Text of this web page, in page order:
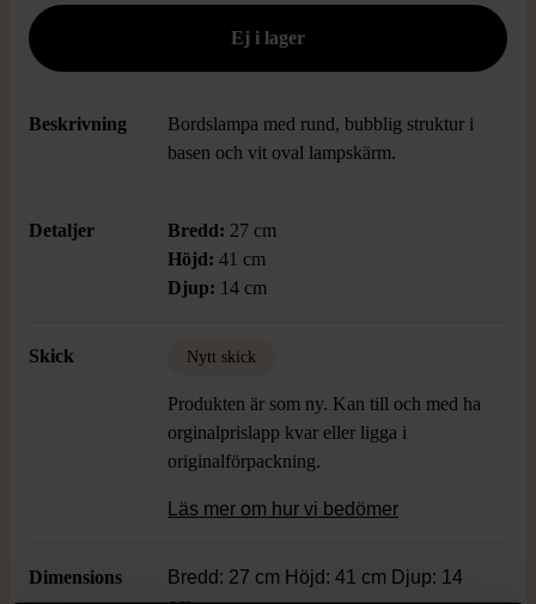
Beskrivning
Bordslampa med rund, bubblig struktur i
basen och vit oval lampskärm.
Detaljer Bredd: 27 cm
Höjd: 41 cm
Djup: 14 cm
Skick Nytt skick
Produkten är som ny. Kan till och med ha
orginalprislapp kvar eller ligga i
originalförpackning.
Läs mer om hur vi bedömer
Dimensions
Bredd: 27 cm Höjd: 41 cm Djup: 14